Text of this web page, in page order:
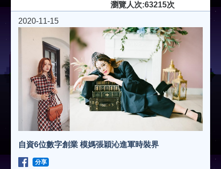
瀏覽人次:63215次
2020-11-15
自資6位數字創業 模媽張穎沁進軍時裝界
分享